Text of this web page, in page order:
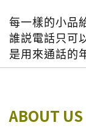
每一樣的小品
誰説電話只可
是用來通話的
ABOUT US